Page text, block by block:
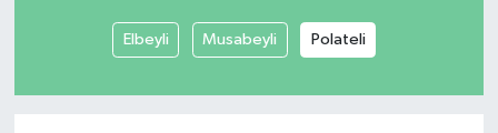
Elbeyli Musabeyli Polateli